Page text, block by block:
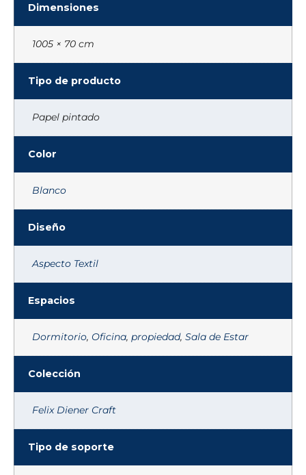
Dimensiones
1005 × 70 cm
Tipo de producto
Papel pintado
Color
Blanco
Diseño
Aspecto Textil
Espacios
Dormitorio, Oficina, propiedad, Sala de Estar
Colección
Felix Diener Craft
Tipo de soporte